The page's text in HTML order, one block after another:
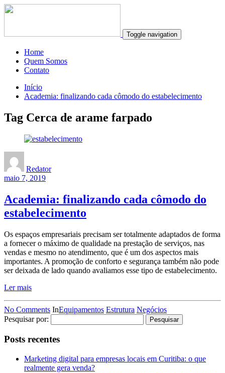
Toggle navigation
Home
Quem Somos
Contato
Início
Academia: finalizando cada cômodo do estabelecimento
Tag Cerca de arame farpado
Redator
maio 7, 2019
Academia: finalizando cada cômodo do
estabelecimento
Os espaços empresariais precisam ser totalmente adaptados de forma
a fornecer o máximo de qualidade na prestação de serviços, nas
vendas e mesmo no atendimento, que é um dos aspectos mais
importantes. A promoção de conforto e segurança também não pode
ser deixada de lado quando avaliamos esse tipo de estabelecimento.
Ler mais
No Comments InEquipamentos Estrutura Negócios
Pesquisar por:
Posts recentes
Marketing digital para empresas locais em Curitiba: o que
realmente gera venda?